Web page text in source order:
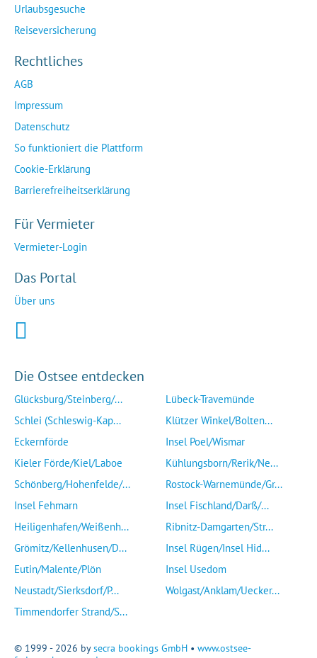
Urlaubsgesuche
Reiseversicherung
Rechtliches
AGB
Impressum
Datenschutz
So funktioniert die Plattform
Cookie-Erklärung
Barrierefreiheitserklärung
Für Vermieter
Vermieter-Login
Das Portal
Über uns
Die Ostsee entdecken
Glücksburg/Steinberg/...
Schlei (Schleswig-Kap...
Eckernförde
Kieler Förde/Kiel/Laboe
Schönberg/Hohenfelde/...
Insel Fehmarn
Heiligenhafen/Weißenh...
Grömitz/Kellenhusen/D...
Eutin/Malente/Plön
Neustadt/Sierksdorf/P...
Timmendorfer Strand/S...
Lübeck-Travemünde
Klützer Winkel/Bolten...
Insel Poel/Wismar
Kühlungsborn/Rerik/Ne...
Rostock-Warnemünde/Gr...
Insel Fischland/Darß/...
Ribnitz-Damgarten/Str...
Insel Rügen/Insel Hid...
Insel Usedom
Wolgast/Anklam/Uecker...
© 1999 - 2026 bysecra bookings GmbH • www.ostsee-